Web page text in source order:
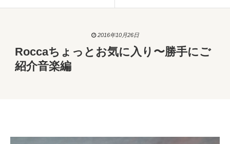
2016年10月26日
Roccaちょっとお気に入り〜勝手にご
紹介音楽編